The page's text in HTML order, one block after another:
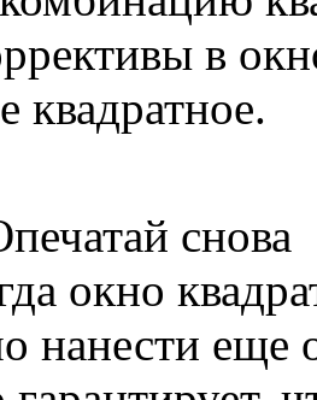
в
квадратное.
снова
окно
нанести еще